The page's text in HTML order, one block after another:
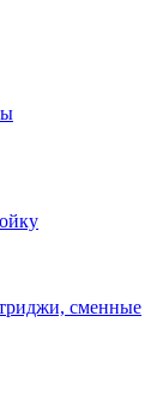
сменные